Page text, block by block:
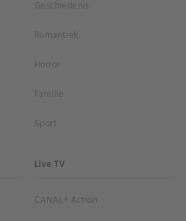
Geschiedenis
Romantiek
Horror
Familie
Sport
Live TV
CANAL+ Action